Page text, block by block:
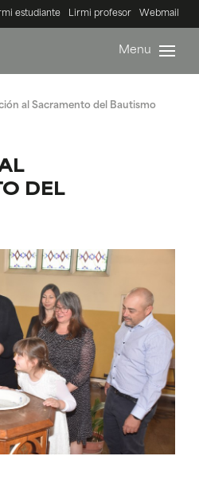
estudiante Lirmi profesor Webmail
Menu
al Sacramento del Bautismo
DEL